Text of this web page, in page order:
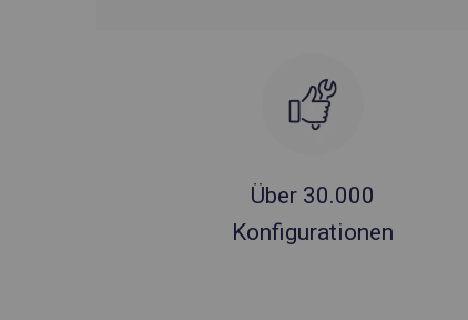
Über 30.000
Konfigurationen